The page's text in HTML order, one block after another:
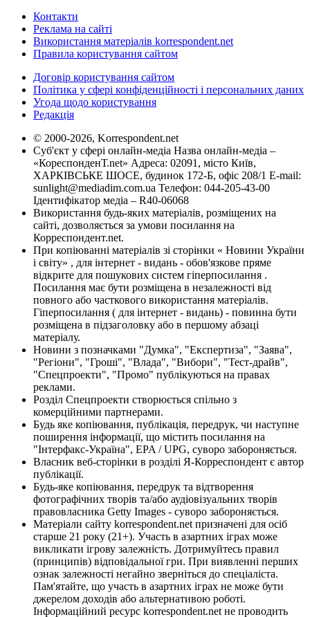
Контакти
Реклама на сайті
Використання матеріалів korrespondent.net
Правила користування сайтом
Договір користування сайтом
Політика у сфері конфіденційності і персональних даних
Угода щодо користування
Редакція
© 2000-2026, Korrespondent.net
Суб'єкт у сфері онлайн-медіа Назва онлайн-медіа –
«КореспонденТ.net» Адреса: 02091, місто Київ,
ХАРКІВСЬКЕ ШОСЕ, будинок 172-Б, офіс 208/1 E-mail:
sunlight@mediadim.com.ua Телефон: 044-205-43-00
Ідентифікатор медіа – R40-06068
Використання будь-яких матеріалів, розміщених на
сайті, дозволяється за умови посилання на
Корреспондент.net.
При копіюванні матеріалів зі сторінки « Новини України
і світу» , для інтернет - видань - обов'язкове пряме
відкрите для пошукових систем гіперпосилання .
Посилання має бути розміщена в незалежності від
повного або часткового використання матеріалів.
Гіперпосилання ( для інтернет - видань) - повинна бути
розміщена в підзаголовку або в першому абзаці
матеріалу.
Новини з позначками "Думка", "Експертиза", "Заява",
"Регіони", "Гроші", "Влада", "Вибори", "Тест-драйв",
"Спецпроекти", "Промо" публікуються на правах
реклами.
Розділ Спецпроекти створюється спільно з
комерційними партнерами.
Будь яке копіювання, публікація, передрук, чи наступне
поширення інформації, що містить посилання на
"Інтерфакс-Україна", EPA / UPG, суворо забороняється.
Власник веб-сторінки в розділі Я-Корреспондент є автор
публікації.
Будь-яке копіювання, передрук та відтворення
фотографічних творів та/або аудіовізуальних творів
правовласника Getty Images - суворо забороняється.
Матеріали сайту korrespondent.net призначені для осіб
старше 21 року (21+). Участь в азартних іграх може
викликати ігрову залежність. Дотримуйтесь правил
(принципів) відповідальної гри. При виявленні перших
ознак залежності негайно зверніться до спеціаліста.
Пам'ятайте, що участь в азартних іграх не може бути
джерелом доходів або альтернативою роботі.
Інформаційний ресурс korrespondent.net не проводить